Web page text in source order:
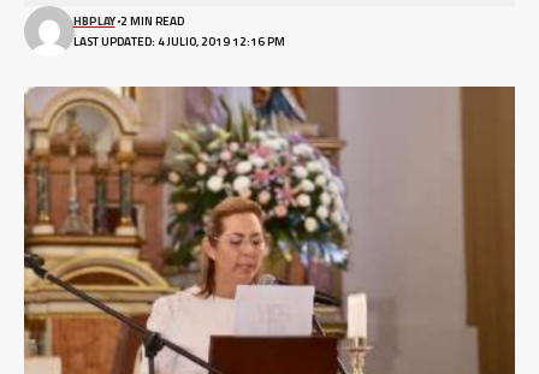
LAST UPDATED: 4 JULIO, 2019 12:16 PM
HBPLAY 2 MIN READ